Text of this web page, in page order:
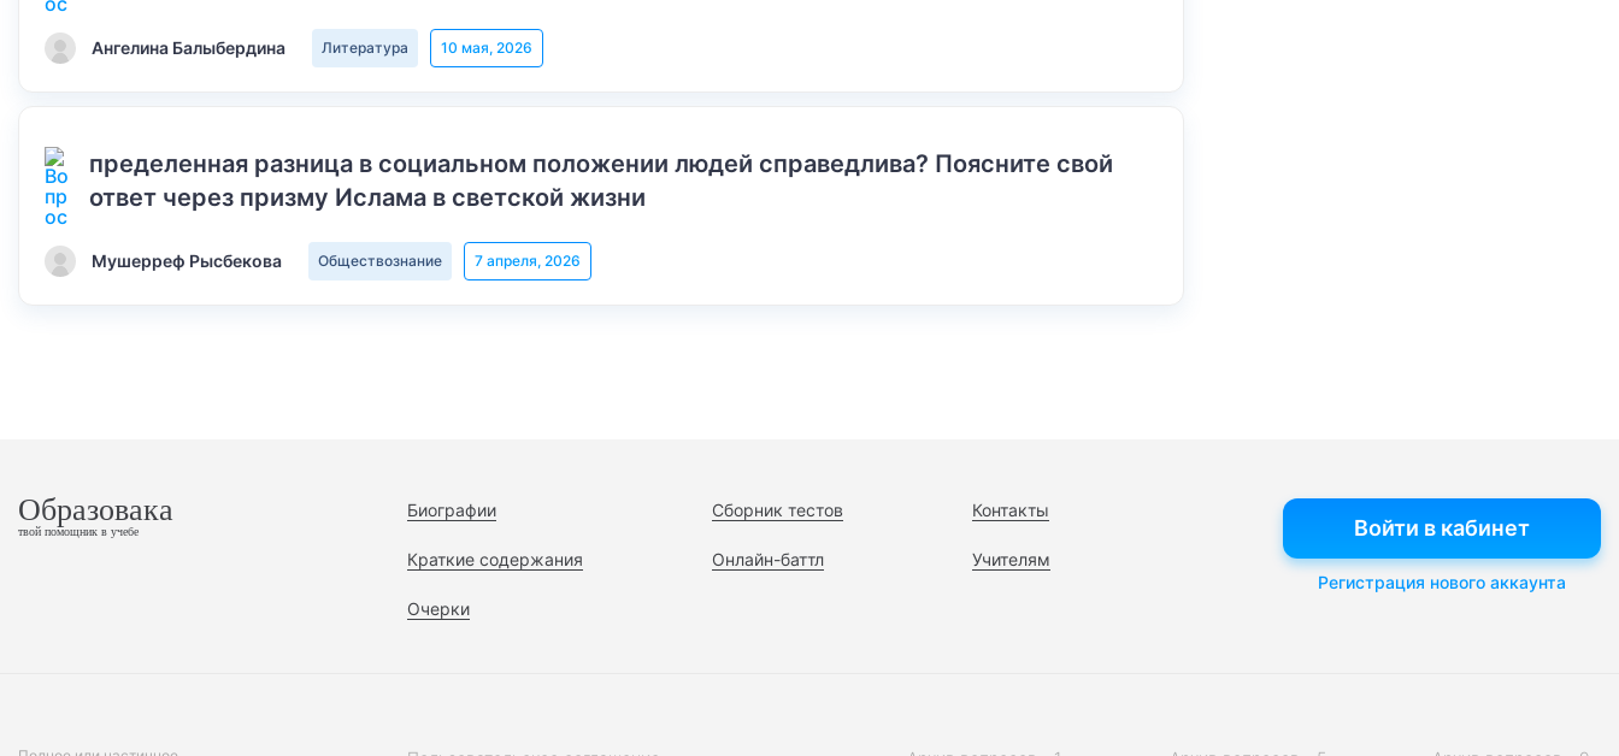
Ангелина Балыбердина Литература 10 мая, 2026
пределенная разница в социальном положении людей справедлива? Поясните свой
ответ через призму Ислама в светской жизни
Мушерреф Рысбекова Обществознание 7 апреля, 2026
Образовака
твой помощник в учебе
Биографии
Краткие содержания
Очерки
Сборник тестов
Онлайн-баттл
Контакты
Учителям
Войти в кабинет
Регистрация нового аккаунта